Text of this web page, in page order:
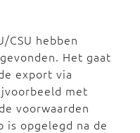
CSU hebben
Het gaat
export via
met
voorwaarden
is opgelegd na de